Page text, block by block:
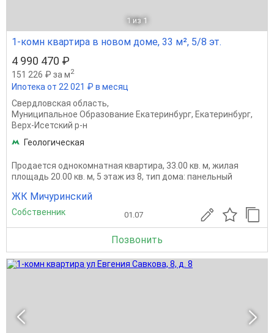
1 из 1
1-комн квартира в новом доме, 33 м², 5/8 эт.
4 990 470 ₽
151 226 ₽ за м2
Ипотека от 22 021 ₽ в месяц
Свердловская область,
Муниципальное Образование Екатеринбург, Екатеринбург,
Верх-Исетский р-н
Геологическая
Продается однокомнатная квартира, 33.00 кв. м, жилая
площадь 20.00 кв. м, 5 этаж из 8, тип дома: панельный
ЖК Мичуринский
Собственник 01.07
Позвонить